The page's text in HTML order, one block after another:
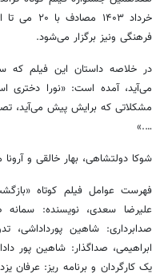
خرداد
فرهنگی ونیز برگزار می‌شود.
در خلاصه داستان این فیلم که
می‌آید، آمده است: «نورا
مشکلاتی که برایش پیش می‌آید،
….»
شوکا دولتشاهی، بهار خالقی و
فهرست عوامل فیلم کوتاه
علیرضا سعدی، نویسنده: سمانه
صدابرداری: شاهین پورداداشی،
ابراهیمی، صداگذار: شاهین پور
یک کارگردان و برنامه ریز: عرفان